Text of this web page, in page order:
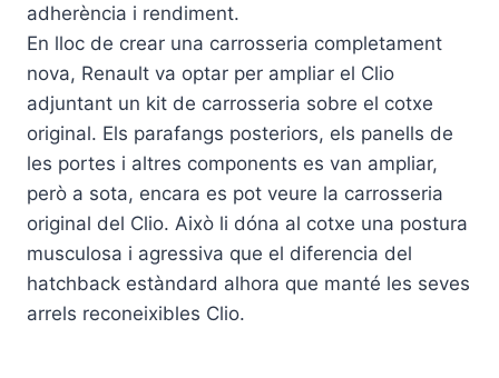
adherència i rendiment.
En lloc de crear una carrosseria completament
nova, Renault va optar per ampliar el Clio
adjuntant un kit de carrosseria sobre el cotxe
original. Els parafangs posteriors, els panells de
les portes i altres components es van ampliar,
però a sota, encara es pot veure la carrosseria
original del Clio. Això li dóna al cotxe una postura
musculosa i agressiva que el diferencia del
hatchback estàndard alhora que manté les seves
arrels reconeixibles Clio.